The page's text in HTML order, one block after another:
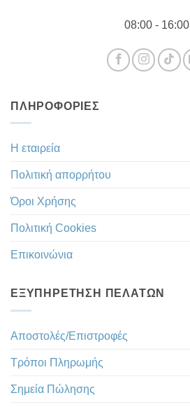
08:00 - 16:00
ΠΛΗΡΟΦΟΡΊΕΣ
Η εταιρεία
Πολιτική απορρήτου
Όροι Χρήσης
Πολιτική Cookies
Επικοινώνια
ΕΞΥΠΗΡΈΤΗΣΗ ΠΕΛΑΤΏΝ
Αποστολές/Επιστροφές
Τρόποι Πληρωμής
Σημεία Πώλησης